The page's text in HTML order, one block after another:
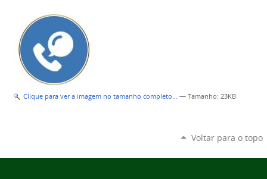
Clique para ver a imagem no tamanho completo… — Tamanho: 23KB
Voltar para o topo